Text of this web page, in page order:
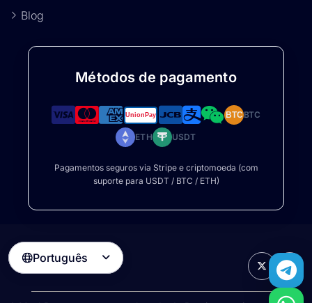
Blog
Métodos de pagamento
BTCBTC
ETH USDT
Pagamentos seguros via Stripe e criptomoeda (com
suporte para USDT / BTC / ETH)
Português 